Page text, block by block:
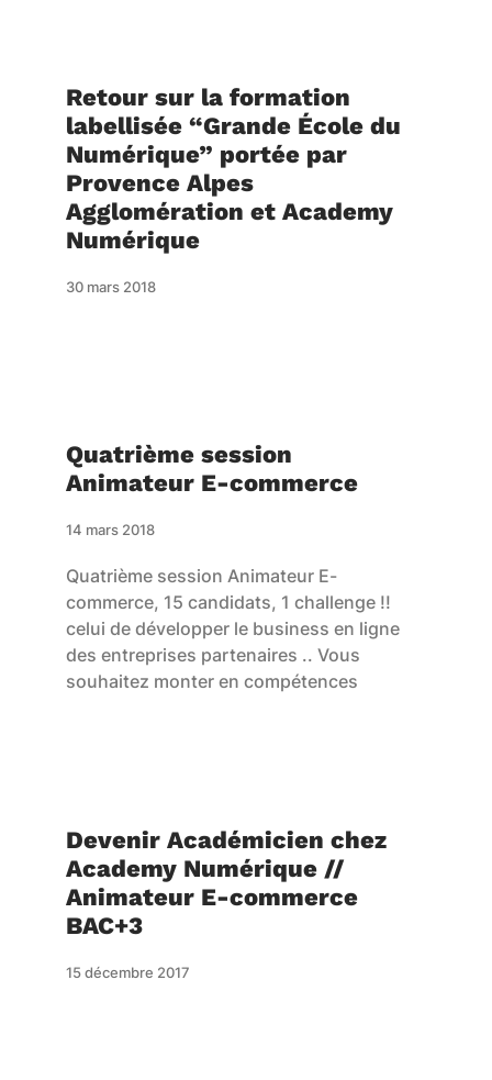
Retour sur la formation
labellisée “Grande École du
Numérique” portée par
Provence Alpes
Agglomération et Academy
Numérique
30 mars 2018
Quatrième session
Animateur E-commerce
14 mars 2018
Quatrième session Animateur E-
commerce, 15 candidats, 1 challenge !!
celui de développer le business en ligne
des entreprises partenaires .. Vous
souhaitez monter en compétences
Devenir Académicien chez
Academy Numérique //
Animateur E-commerce
BAC+3
15 décembre 2017